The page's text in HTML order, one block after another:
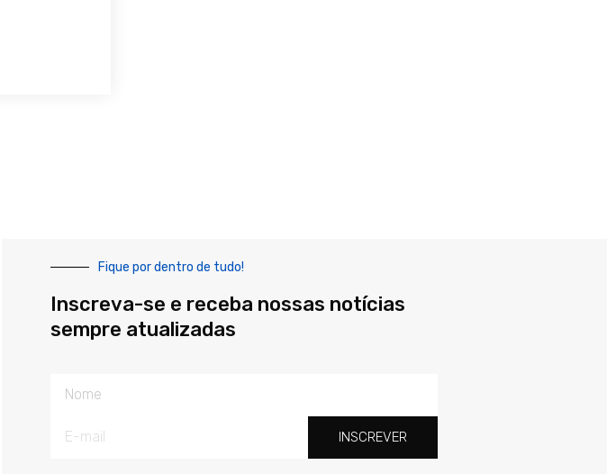
Fique por dentro de tudo!
Inscreva-se e receba nossas notícias
sempre atualizadas
INSCREVER